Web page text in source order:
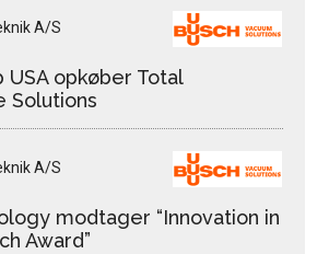
A/S
USA opkøber Total
Solutions
A/S
modtager “Innovation in
Award”